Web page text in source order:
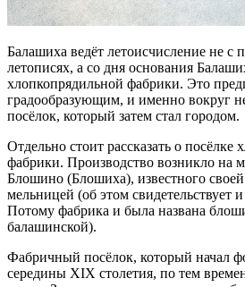
Балашиха ведёт летоисчисление не с
летописях, а со дня основания
хлопкопрядильной фабрики. Это
градообразующим, и именно вокруг
посёлок, который затем стал городом.
Отдельно стоит рассказать о посёлке
фабрики. Производство возникло на
Блошино (Блошиха), известного
мельницей (об этом свидетельствует
Потому фабрика и была названа
балашинской).
Фабричный посёлок, который начал
середины XIX столетия, по тем